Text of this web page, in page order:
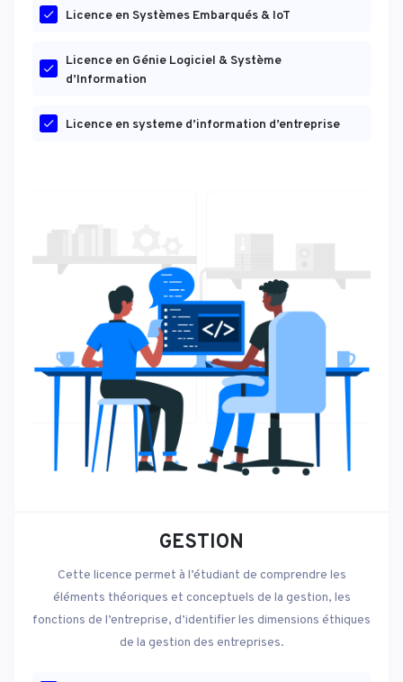
Licence en Systèmes Embarqués & IoT
Licence en Génie Logiciel & Système
d’Information
Licence en systeme d’information d’entreprise
GESTION
Cette licence permet à l’étudiant de comprendre les
éléments théoriques et conceptuels de la gestion, les
fonctions de l’entreprise, d’identifier les dimensions éthiques
de la gestion des entreprises.